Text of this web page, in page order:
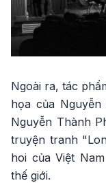
Ngoài ra, tác
họa của
Nguyễn Thành
truyện tranh
hoi của Việt
thế giới.